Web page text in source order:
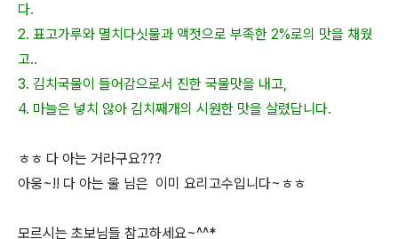
다.
2. 표고가루와 멸치다싯물과 액젓으로 부족한 2%로의 맛을 채웠
고..
3. 김치국물이 들어감으로서 진한 국물맛을 내고,
4. 마늘은 넣치 않아 김치째개의 시원한 맛을 살렸답니다.
ㅎㅎ 다 아는 거라구요???
아웅~!! 다 아는 울 님은 이미 요리고수입니다~ㅎㅎ
모르시는 초보님들 참고하세요~^^*